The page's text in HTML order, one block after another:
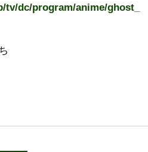
dc/program/anime/ghost_